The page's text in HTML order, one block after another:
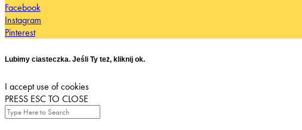
Facebook
Instagram
Pinterest
Lubimy ciasteczka. Jeśli Ty też, kliknij ok.
I accept use of cookies
PRESS ESC TO CLOSE